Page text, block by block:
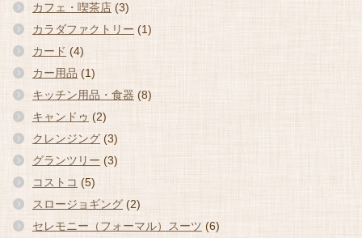
カフェ・喫茶店 (3)
カラダファクトリー (1)
カード (4)
カー用品 (1)
キッチン用品・食器 (8)
キャンドゥ (2)
クレンジング (3)
グランツリー (3)
コストコ (5)
スロージョギング (2)
セレモニー（フォーマル）スーツ (6)